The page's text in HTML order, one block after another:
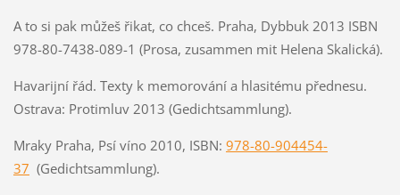
A to si pak můžeš řikat, co chceš. Praha, Dybbuk 2013 ISBN
978-80-7438-089-1 (Prosa, zusammen mit Helena Skalická).
Havarijní řád. Texty k memorování a hlasitému přednesu.
Ostrava: Protimluv 2013 (Gedichtsammlung).
Mraky Praha, Psí víno 2010, ISBN: 978-80-904454-
37 (Gedichtsammlung).